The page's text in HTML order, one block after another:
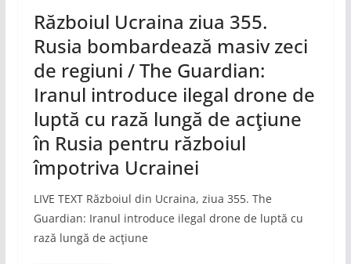
Războiul Ucraina ziua 355.
Rusia bombardează masiv zeci
de regiuni / The Guardian:
Iranul introduce ilegal drone de
luptă cu rază lungă de acţiune
în Rusia pentru războiul
împotriva Ucrainei
LIVE TEXT Războiul din Ucraina, ziua 355. The
Guardian: Iranul introduce ilegal drone de luptă cu
rază lungă de acţiune